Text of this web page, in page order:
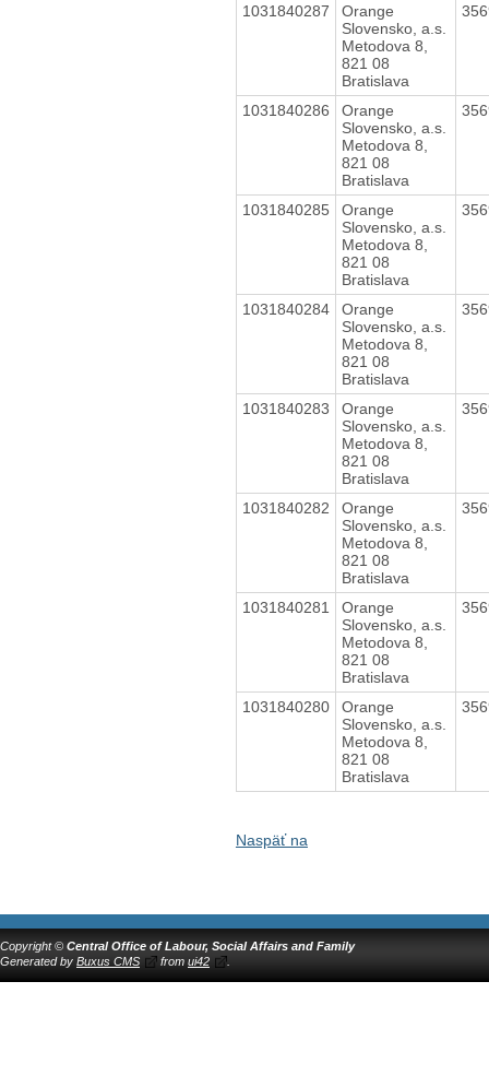
1031840287
Orange
Slovensko, a.s.
Metodova 8,
821 08
Bratislava
1031840286
Orange
Slovensko, a.s.
Metodova 8,
821 08
Bratislava
1031840285
Orange
Slovensko, a.s.
Metodova 8,
821 08
Bratislava
1031840284
Orange
Slovensko, a.s.
Metodova 8,
821 08
Bratislava
1031840283
Orange
Slovensko, a.s.
Metodova 8,
821 08
Bratislava
1031840282
Orange
Slovensko, a.s.
Metodova 8,
821 08
Bratislava
1031840281
Orange
Slovensko, a.s.
Metodova 8,
821 08
Bratislava
1031840280
Orange
Slovensko, a.s.
Metodova 8,
821 08
Bratislava
Naspäť na
Copyright © Central Office of Labour, Social Affairs and Family
Generated by Buxus CMS from ui42